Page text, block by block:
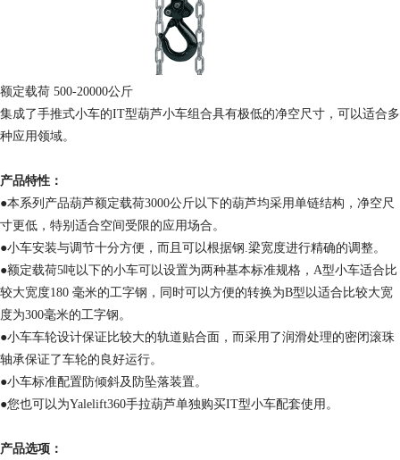
额定载荷 500-20000公斤
集成了手推式小车的IT型葫芦小车组合具有极低的净空尺寸，可以适合多
种应用领域。
产品特性：
●本系列产品葫芦额定载荷3000公斤以下的葫芦均采用单链结构，净空尺
寸更低，特别适合空间受限的应用场合。
●小车安装与调节十分方便，而且可以根据钢.梁宽度进行精确的调整。
●额定载荷5吨以下的小车可以设置为两种基本标准规格，A型小车适合比
较大宽度180 毫米的工字钢，同时可以方便的转换为B型以适合比较大宽
度为300毫米的工字钢。
●小车车轮设计保证比较大的轨道贴合面，而采用了润滑处理的密闭滚珠
轴承保证了车轮的良好运行。
●小车标准配置防倾斜及防坠落装置。
●您也可以为Yalelift360手拉葫芦单独购买IT型小车配套使用。
产品选项：